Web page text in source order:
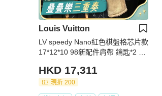
Louis Vuitton
LV speedy Nano紅色棋盤格芯片款
17*12*10 98新配件肩帶 鑰匙*2 鎖
HKD 17,311
現折 200